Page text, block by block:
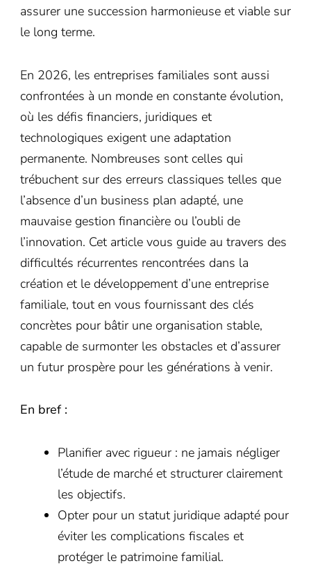
assurer une succession harmonieuse et viable sur
le long terme.
En 2026, les entreprises familiales sont aussi
confrontées à un monde en constante évolution,
où les défis financiers, juridiques et
technologiques exigent une adaptation
permanente. Nombreuses sont celles qui
trébuchent sur des erreurs classiques telles que
l’absence d’un business plan adapté, une
mauvaise gestion financière ou l’oubli de
l’innovation. Cet article vous guide au travers des
difficultés récurrentes rencontrées dans la
création et le développement d’une entreprise
familiale, tout en vous fournissant des clés
concrètes pour bâtir une organisation stable,
capable de surmonter les obstacles et d’assurer
un futur prospère pour les générations à venir.
En bref :
Planifier avec rigueur : ne jamais négliger
l’étude de marché et structurer clairement
les objectifs.
Opter pour un statut juridique adapté pour
éviter les complications fiscales et
protéger le patrimoine familial.